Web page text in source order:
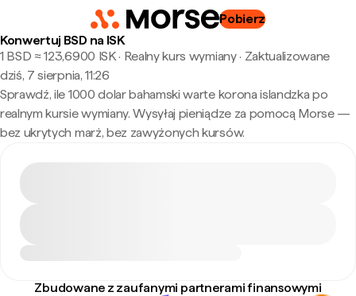
Pobierz
Konwertuj BSD na ISK
1 BSD ≈ 123,6900 ISK · Realny kurs wymiany· Zaktualizowane
dziś, 7 sierpnia, 11:26
Sprawdź, ile 1000 dolar bahamski warte korona islandzka po
realnym kursie wymiany. Wysyłaj pieniądze za pomocą Morse —
bez ukrytych marż, bez zawyżonych kursów.
Zbudowane z zaufanymi partnerami finansowymi